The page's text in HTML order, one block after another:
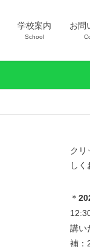
学校案内
School
お問
クリ
し
＊
講い
補：